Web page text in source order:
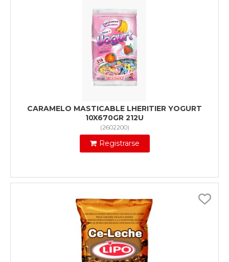
CARAMELO MASTICABLE LHERITIER YOGURT
10X670GR 212U
(2602200)
Registrarse